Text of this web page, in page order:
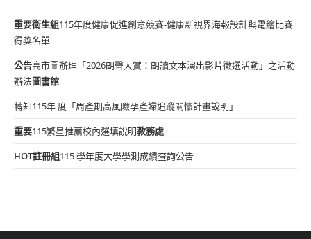
重要衛生組115年度健康促進創意競賽-健康新視界海報設計與電繪比賽
得獎名單
公告高市圖辦理「2026朗聲大賞：朗讀文本演出影片徵選活動」之活動
辦法圖書館
轉知115年 度「周產期高風險孕產婦追蹤關懷計畫說明」
重要115繁星推薦校內選填說明教務處
HOT註冊組115 學年度大學學測成績查詢公告